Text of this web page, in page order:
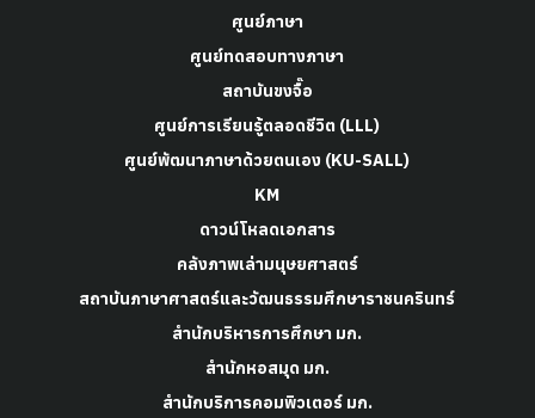
ศูนย์ภาษา
ศูนย์ทดสอบทางภาษา
สถาบันขงจื๊อ
ศูนย์การเรียนรู้ตลอดชีวิต (LLL)
ศูนย์พัฒนาภาษาด้วยตนเอง (KU-SALL)
KM
ดาวน์โหลดเอกสาร
คลังภาพเล่ามนุษยศาสตร์
สถาบันภาษาศาสตร์และวัฒนธรรมศึกษาราชนครินทร์
สำนักบริหารการศึกษา มก.
สำนักหอสมุด มก.
สำนักบริการคอมพิวเตอร์ มก.